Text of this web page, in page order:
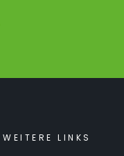
WEITERE LINKS